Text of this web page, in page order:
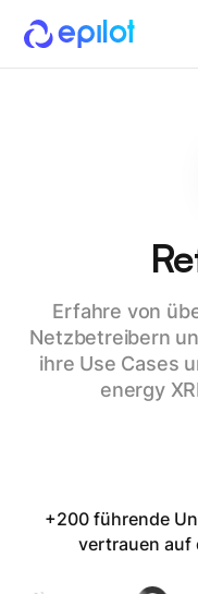
Erfahre von
Netzbetreibern
ihre Use Cases
energy
+200 führende
vertrauen auf